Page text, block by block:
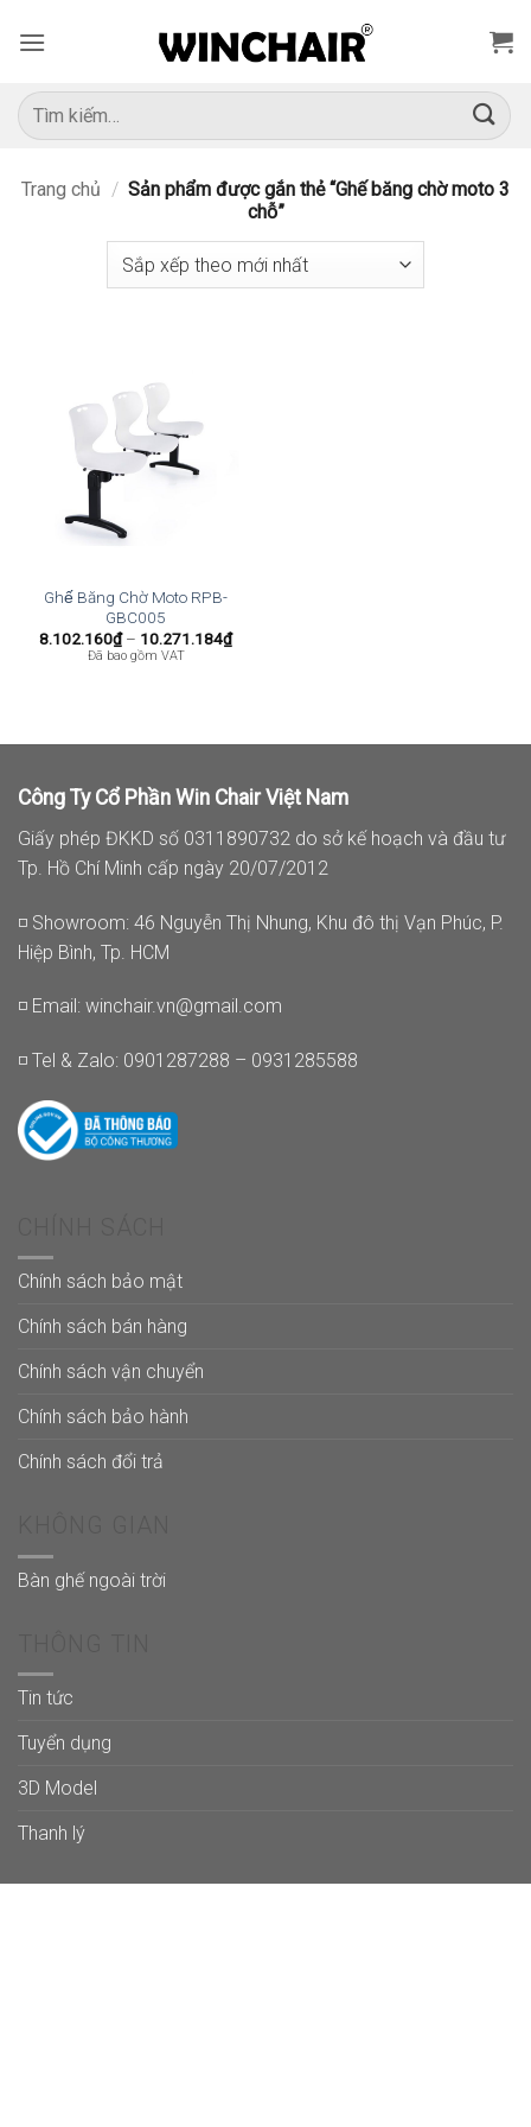
qua
dung
Tìm
kiếm:
Trang chủ / Sản phẩm được gắn thẻ “Ghế băng chờ moto 3
chỗ”
Ghế Băng Chờ Moto RPB-
GBC005
8.102.160₫ – 10.271.184₫Khoảng
giá:
Đã bao gồm VAT
Công Ty Cổ Phần Win Chair Việt Nam
Giấy phép ĐKKD số 0311890732 do sở kế hoạch và đầu tư
Tp. Hồ Chí Minh cấp ngày 20/07/2012
◽ Showroom: 46 Nguyễn Thị Nhung, Khu đô thị Vạn Phúc, P.
Hiệp Bình, Tp. HCM
◽ Email: winchair.vn@gmail.com
◽ Tel & Zalo: 0901287288 – 0931285588
Chính sách bảo mật
Chính sách bán hàng
Chính sách vận chuyển
Chính sách bảo hành
Chính sách đổi trả
Bàn ghế ngoài trời
Tin tức
Tuyển dụng
3D Model
Thanh lý